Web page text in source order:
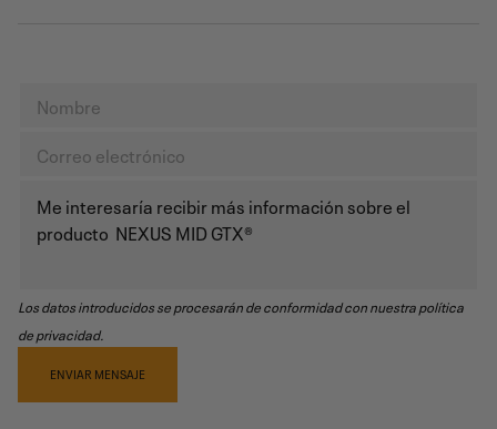
Los datos introducidos se procesarán de conformidad con nuestra política
de privacidad.
ENVIAR MENSAJE